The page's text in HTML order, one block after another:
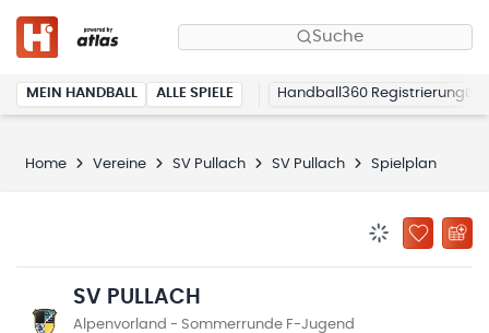
Suche
MEIN HANDBALL ALLE SPIELE Handball360 Registrierung
Home Vereine SV Pullach SV Pullach Spielplan
ZU
SV PULLACH
Alpenvorland - Sommerrunde F-Jugend